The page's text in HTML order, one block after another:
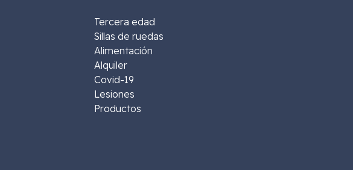
Tercera edad
Sillas de ruedas
Alimentación
Alquiler
Covid-19
Lesiones
Productos